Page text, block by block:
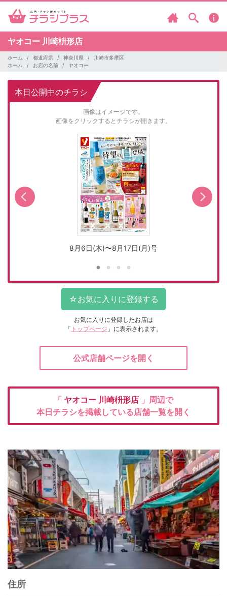
ヤオコー 川崎枡形店
ホーム 都道府県 神奈川県
川崎市多摩区
ホーム
お店の名前 ヤオコー
本日公開中のチラシ
画像はイメージです。
画像をクリックするとチラシが開きます。
8月6日(木)〜8月17日(月)号
お気に入りに登録したお店は
「 トップページ 」に表示されます。
公式店舗ページを開く
「 ヤオコー 川崎枡形店 」周辺で
本日チラシを掲載している店舗一覧を開く
住所